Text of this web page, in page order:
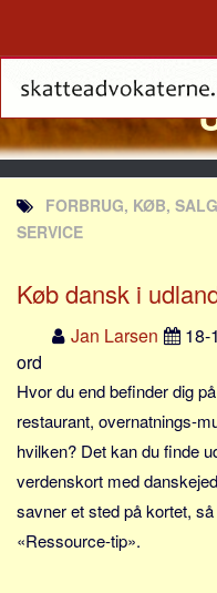
Portal
Udvandrerne.dk
Utvandrerne.no
Utvandrarna.se
Tyskland.dk
Rusland.dk
JLKM.dk
Tyrkiet
Frankrig
Sverige
Norge
FORBRUG, KØB,
SERVICE
Køb dansk i
Jan Larsen 18-
ord
Hvor du end befinder dig
restaurant, overnatnings-
hvilken? Det kan du finde
verdenskort med
savner et sted på kortet, så
«Ressource-tip».